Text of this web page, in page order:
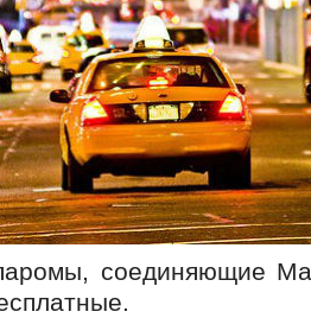
соединяющие